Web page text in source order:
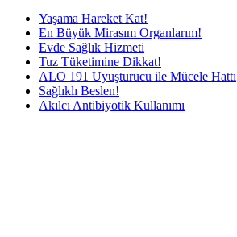
Yaşama Hareket Kat!
En Büyük Mirasım Organlarım!
Evde Sağlık Hizmeti
Tuz Tüketimine Dikkat!
ALO 191 Uyuşturucu ile Mücele Hattı
Sağlıklı Beslen!
Akılcı Antibiyotik Kullanımı